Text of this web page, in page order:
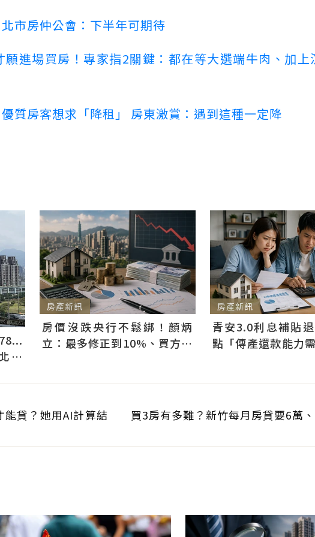
市房仲公會：下半年可期待
願進場買房！專家指2關鍵：都在等大選端牛肉、加上
質房客想求「降租」 房東激賞：遇到這種一定降
人
房產新訊
房價沒跌央行不鬆綁！顏炳
立：最多修正到10%、買方仍
房產新訊
青安3.0利息補貼
點「傳產還款能力
貸？她用AI計算結
買3房有多難？新竹每月房貸要6萬